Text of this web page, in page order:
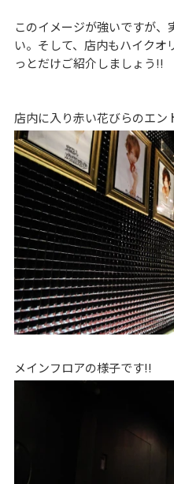
このイメージが強いですが
い。そして、店内もハイクオ
っとだけご紹介しましょう!!
店内に入り赤い花びらのエン
メインフロアの様子です!!